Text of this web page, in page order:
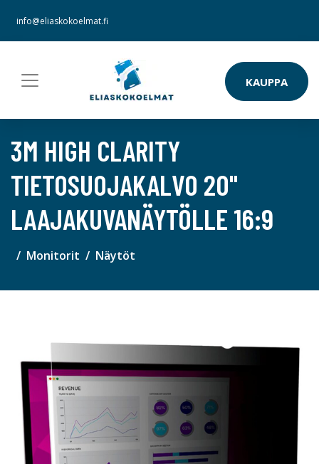
info@eliaskokoelmat.fi
KAUPPA
3M HIGH CLARITY
TIETOSUOJAKALVO 20"
LAAJAKUVANÄYTÖLLE 16:9
Monitorit Näytöt